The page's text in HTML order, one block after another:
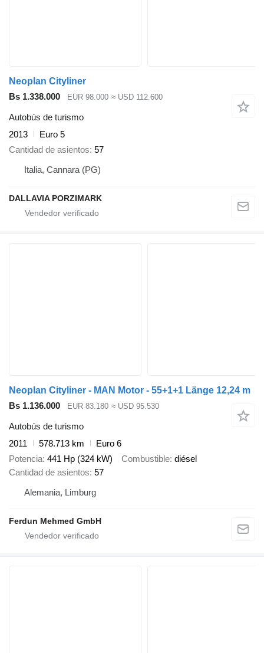
Neoplan Cityliner
Bs 1.338.000
EUR 98.000 ≈ USD 112.600
Autobús de turismo
2013
Euro 5
Cantidad de asientos 57
Italia, Cannara (PG)
DALLAVIA PORZIMARK
Neoplan Cityliner - MAN Motor - 55+1+1 Länge 12,24 m
Bs 1.136.000
EUR 83.180 ≈ USD 95.530
Autobús de turismo
2011
578.713 km
Euro 6
Potencia 441 Hp (324 kW) Combustible diésel
Cantidad de asientos 57
Alemania, Limburg
Ferdun Mehmed GmbH